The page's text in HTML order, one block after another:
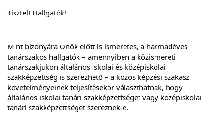
Tisztelt Hallgatók!
Mint bizonyára Önök előtt is ismeretes, a harmadéves
tanárszakos hallgatók – amennyiben a közismereti
tanárszakjukon általános iskolai és középiskolai
szakképzettség is szerezhető – a közös képzési szakasz
követelményeinek teljesítésekor választhatnak, hogy
általános iskolai tanári szakképzettséget vagy középiskolai
tanári szakképzettséget szereznek-e.